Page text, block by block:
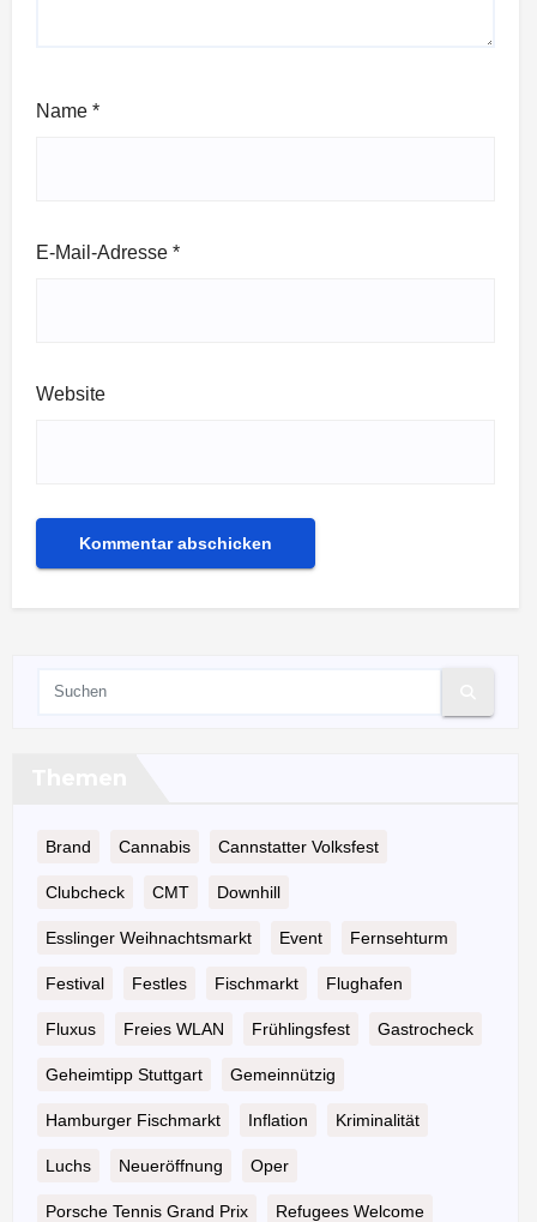
Name *
E-Mail-Adresse *
Website
Brand Cannabis Cannstatter Volksfest
Clubcheck CMT Downhill
Esslinger Weihnachtsmarkt Event Fernsehturm
Festival Festles Fischmarkt Flughafen
Fluxus Freies WLAN Frühlingsfest Gastrocheck
Geheimtipp Stuttgart Gemeinnützig
Hamburger Fischmarkt Inflation Kriminalität
Luchs Neueröffnung Oper
Porsche Tennis Grand Prix Refugees Welcome